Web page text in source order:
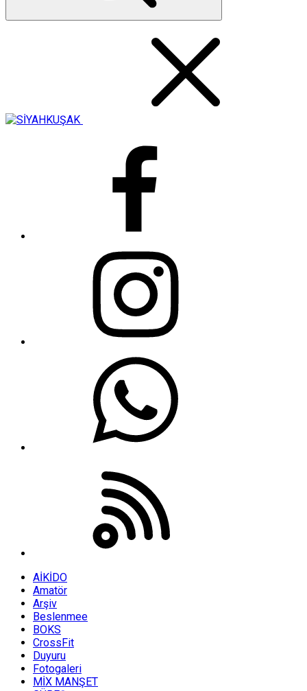
AİKİDO
Amatör
Arşiv
Beslenmee
BOKS
CrossFit
Duyuru
Fotogaleri
MİX MANŞET